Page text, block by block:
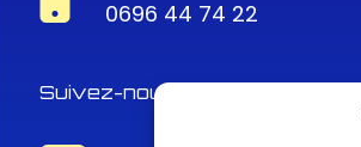
0696 44 74 22
Suivez-nous !